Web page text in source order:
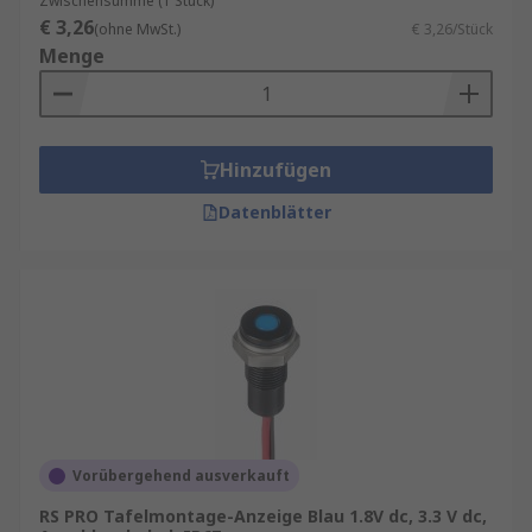
Displays und Anzeigen sorgen dafür, dass
Bediener Zustände sofort erkennen. Dies erhöht
Sicherheit und Effizienz – besonders in Industrie,
Gebäudetechnik, Maschinenbau oder
Automationsanlagen.
Schnelle Fehlerdiagnose LED-Signale oder
digitale Fehlermeldungen reduzieren
Einfache Integration Anzeigen für Schalttafeln
standardisierte Frontausschnitte), sodass der
€ 3,26(ohne MwSt.) € 3,26/Stück
Menge
Hinzufügen
Datenblätter
Vorübergehend ausverkauft
RS PRO Tafelmontage-Anzeige Blau 1.8V dc, 3.3 V dc,